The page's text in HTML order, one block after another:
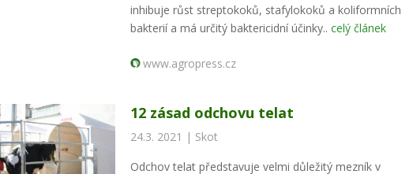
inhibuje růst streptokoků, stafylokoků a koliformních
bakterií a má určitý baktericidní účinky.. celý článek
www.agropress.cz
12 zásad odchovu telat
24.3. 2021 | Skot
Odchov telat představuje velmi důležitý mezník v